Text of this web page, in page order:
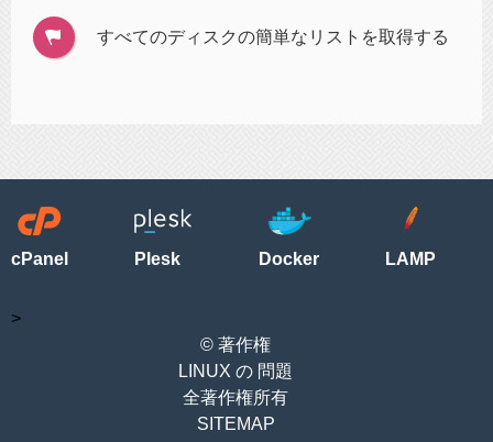
すべてのディスクの簡単なリストを取得する
cPanel Plesk Docker LAMP
>
© 著作権
LINUX の 問題
全著作権所有
SITEMAP